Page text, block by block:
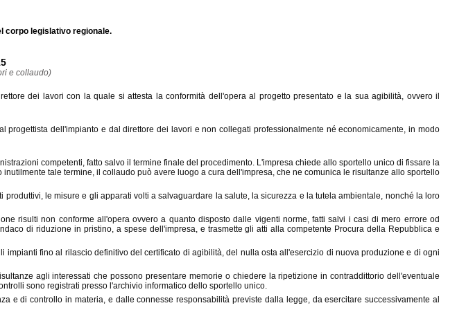
corpo legislativo regionale.
e collaudo)
dei lavori con la quale si attesta la conformità dell'opera al progetto presentato e la sua agibilità, ovvero il
dell'impianto e dal direttore dei lavori e non collegati professionalmente né economicamente, in modo
competenti, fatto salvo il termine finale del procedimento. L'impresa chiede allo sportello unico di fissare la
tale termine, il collaudo può avere luogo a cura dell'impresa, che ne comunica le risultanze allo sportello
le misure e gli apparati volti a salvaguardare la salute, la sicurezza e la tutela ambientale, nonché la loro
risulti non conforme all'opera ovvero a quanto disposto dalle vigenti norme, fatti salvi i casi di mero errore od
di riduzione in pristino, a spese dell'impresa, e trasmette gli atti alla competente Procura della Repubblica e
fino al rilascio definitivo del certificato di agibilità, del nulla osta all'esercizio di nuova produzione e di ogni
agli interessati che possono presentare memorie o chiedere la ripetizione in contraddittorio dell'eventuale
sono registrati presso l'archivio informatico dello sportello unico.
e di controllo in materia, e dalle connesse responsabilità previste dalla legge, da esercitare successivamente al